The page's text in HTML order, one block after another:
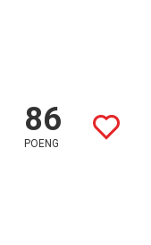
86
POENG